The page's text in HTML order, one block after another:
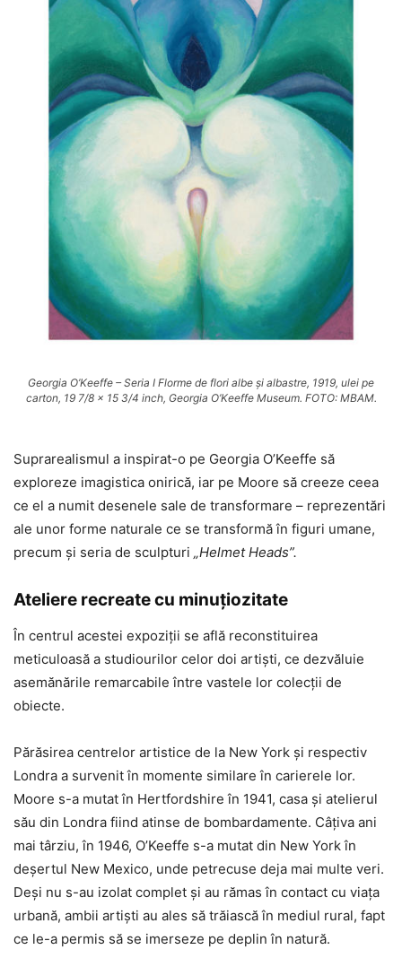
Georgia O’Keeffe – Seria I Florme de flori albe și albastre, 1919, ulei pe
carton, 19 7/8 x 15 3/4 inch, Georgia O’Keeffe Museum. FOTO: MBAM.
Suprarealismul a inspirat-o pe Georgia O’Keeffe să
exploreze imagistica onirică, iar pe Moore să creeze ceea
ce el a numit desenele sale de transformare – reprezentări
ale unor forme naturale ce se transformă în figuri umane,
precum și seria de sculpturi „Helmet Heads”.
Ateliere recreate cu minuțiozitate
În centrul acestei expoziții se află reconstituirea
meticuloasă a studiourilor celor doi artiști, ce dezvăluie
asemănările remarcabile între vastele lor colecții de
obiecte.
Părăsirea centrelor artistice de la New York și respectiv
Londra a survenit în momente similare în carierele lor.
Moore s-a mutat în Hertfordshire în 1941, casa și atelierul
său din Londra fiind atinse de bombardamente. Câțiva ani
mai târziu, în 1946, O’Keeffe s-a mutat din New York în
deșertul New Mexico, unde petrecuse deja mai multe veri.
Deși nu s-au izolat complet și au rămas în contact cu viața
urbană, ambii artiști au ales să trăiască în mediul rural, fapt
ce le-a permis să se imerseze pe deplin în natură.